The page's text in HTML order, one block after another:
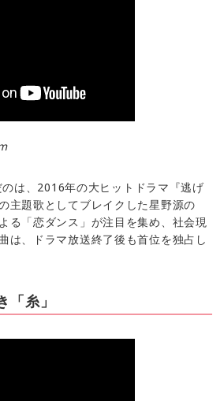
は、2016年の大ヒットドラマ『逃げ
主題歌としてブレイクした星野源の
る「恋ダンス」が注目を集め、社会現
は、ドラマ放送終了後も首位を独占し
糸」